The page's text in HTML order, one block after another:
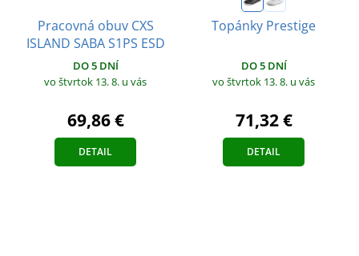
Pracovná obuv CXS
ISLAND SABA S1PS ESD
DO 5 DNÍ
vo štvrtok 13. 8. u vás
69,86 €
DETAIL
Topánky Prestige
DO 5 DNÍ
vo štvrtok 13. 8. u vás
71,32 €
DETAIL